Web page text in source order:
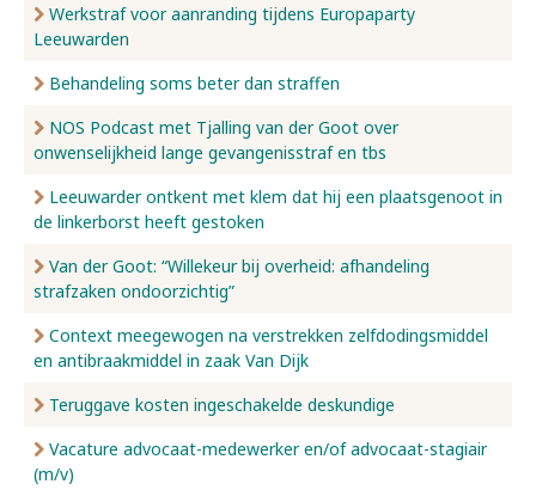
Werkstraf voor aanranding tijdens Europaparty
Leeuwarden
Behandeling soms beter dan straffen
NOS Podcast met Tjalling van der Goot over
onwenselijkheid lange gevangenisstraf en tbs
Leeuwarder ontkent met klem dat hij een plaatsgenoot in
de linkerborst heeft gestoken
Van der Goot: “Willekeur bij overheid: afhandeling
strafzaken ondoorzichtig”
Context meegewogen na verstrekken zelfdodingsmiddel
en antibraakmiddel in zaak Van Dijk
Teruggave kosten ingeschakelde deskundige
Vacature advocaat-medewerker en/of advocaat-stagiair
(m/v)